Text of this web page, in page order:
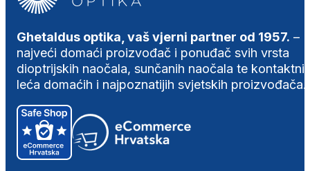
Ghetaldus optika, vaš vjerni partner od 1957. –
najveći domaći proizvođač i ponuđač svih vrsta
dioptrijskih naočala, sunčanih naočala te
leća domaćih i najpoznatijih svjetskih proizvođača.